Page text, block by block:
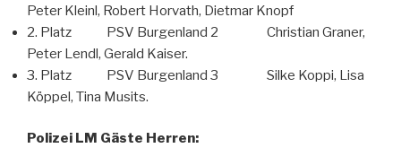
Peter Kleinl, Robert Horvath, Dietmar Knopf
2. Platz PSV Burgenland 2 Christian Graner,
Peter Lendl, Gerald Kaiser.
3. Platz PSV Burgenland 3 Silke Koppi, Lisa
Köppel, Tina Musits.
Polizei LM Gäste Herren: